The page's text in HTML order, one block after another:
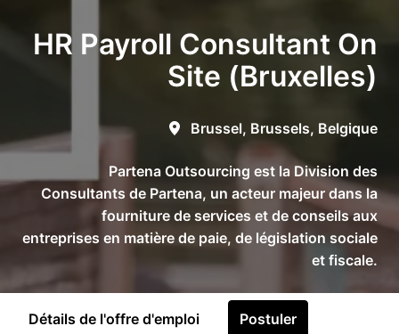
HR Payroll Consultant On
Site (Bruxelles)
Brussel, Brussels, Belgique
Partena Outsourcing est la Division des
Consultants de Partena, un acteur majeur dans la
fourniture de services et de conseils aux
entreprises en matière de paie, de législation sociale
et fiscale.
Détails de l'offre d'emploi Postuler